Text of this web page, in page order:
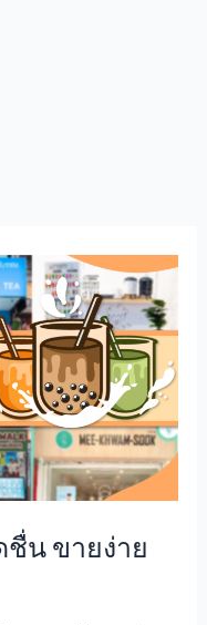
น ขายง่าย